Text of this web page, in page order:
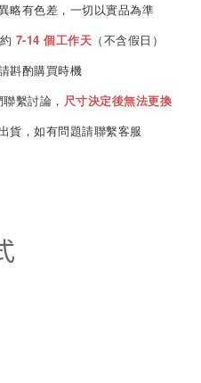
略有色差，一切以實品為準
7-14 個工作天 （不含假日）
斟酌購買時機
繫討論， 尺寸決定後無法更換
貨，如有問題請聯繫客服